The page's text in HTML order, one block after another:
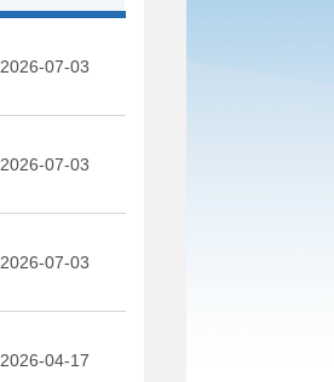
2026-07-03
2026-07-03
2026-07-03
2026-04-17